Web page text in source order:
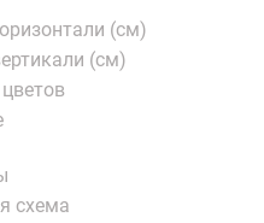
(см)
(см)
схема